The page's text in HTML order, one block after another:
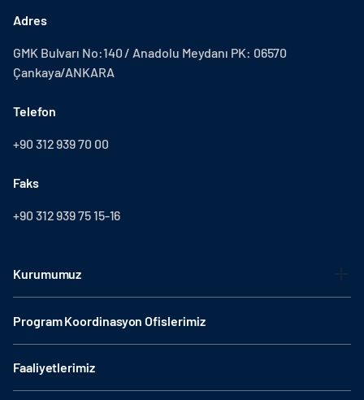
Adres
GMK Bulvarı No:140 / Anadolu Meydanı PK: 06570
Çankaya/ANKARA
Telefon
+90 312 939 70 00
Faks
+90 312 939 75 15-16
Kurumumuz
Program Koordinasyon Ofislerimiz
Faaliyetlerimiz